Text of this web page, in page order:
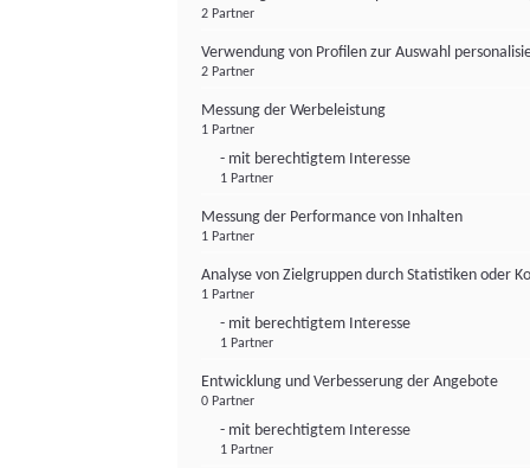
2 Partner
Verwendung von Profilen zur Auswahl
2 Partner
Messung der Werbeleistung
1 Partner
- mit berechtigtem Interesse
1 Partner
Messung der Performance von Inhalten
1 Partner
Analyse von Zielgruppen durch Statistiken oder
1 Partner
- mit berechtigtem Interesse
1 Partner
Entwicklung und Verbesserung der Angebote
0 Partner
- mit berechtigtem Interesse
1 Partner